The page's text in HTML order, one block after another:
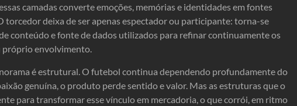
camadas converte emoções, memórias e identidades em fontes
torcedor deixa de ser apenas espectador ou participante: torna-se
conteúdo e fonte de dados utilizados para refinar continuamente os
próprio envolvimento.
é estrutural. O futebol continua dependendo profundamente do
genuína, o produto perde sentido e valor. Mas as estruturas que o
para transformar esse vínculo em mercadoria, o que corrói, em ritmo